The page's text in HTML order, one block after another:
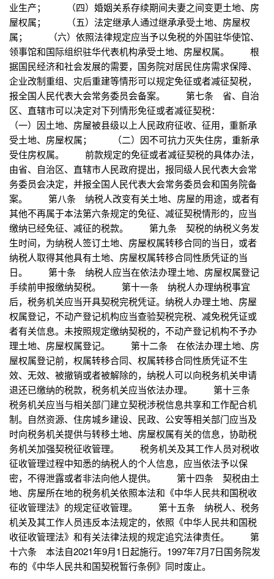
业生产； （四）婚姻关系存续期间夫妻之间变更土地、房
屋权属； （五）法定继承人通过继承承受土地、房屋权
属； （六）依照法律规定应当予以免税的外国驻华使馆、
领事馆和国际组织驻华代表机构承受土地、房屋权属。 根
据国民经济和社会发展的需要，国务院对居民住房需求保障、
企业改制重组、灾后重建等情形可以规定免征或者减征契税，
报全国人民代表大会常务委员会备案。 第七条 省、自治
区、直辖市可以决定对下列情形免征或者减征契税：
（一）因土地、房屋被县级以上人民政府征收、征用，重新承
受土地、房屋权属； （二）因不可抗力灭失住房，重新承
受住房权属。 前款规定的免征或者减征契税的具体办法，
由省、自治区、直辖市人民政府提出，报同级人民代表大会常
务委员会决定，并报全国人民代表大会常务委员会和国务院备
案。 第八条 纳税人改变有关土地、房屋的用途，或者有
其他不再属于本法第六条规定的免征、减征契税情形的，应当
缴纳已经免征、减征的税款。 第九条 契税的纳税义务发
生时间，为纳税人签订土地、房屋权属转移合同的当日，或者
纳税人取得其他具有土地、房屋权属转移合同性质凭证的当
日。 第十条 纳税人应当在依法办理土地、房屋权属登记
手续前申报缴纳契税。 第十一条 纳税人办理纳税事宜
后，税务机关应当开具契税完税凭证。纳税人办理土地、房屋
权属登记，不动产登记机构应当查验契税完税、减免税凭证或
者有关信息。未按照规定缴纳契税的，不动产登记机构不予办
理土地、房屋权属登记。 第十二条 在依法办理土地、房
屋权属登记前，权属转移合同、权属转移合同性质凭证不生
效、无效、被撤销或者被解除的，纳税人可以向税务机关申请
退还已缴纳的税款，税务机关应当依法办理。 第十三条
税务机关应当与相关部门建立契税涉税信息共享和工作配合机
制。自然资源、住房城乡建设、民政、公安等相关部门应当及
时向税务机关提供与转移土地、房屋权属有关的信息，协助税
务机关加强契税征收管理。 税务机关及其工作人员对税收
征收管理过程中知悉的纳税人的个人信息，应当依法予以保
密，不得泄露或者非法向他人提供。 第十四条 契税由土
地、房屋所在地的税务机关依照本法和《中华人民共和国税收
征收管理法》的规定征收管理。 第十五条 纳税人、税务
机关及其工作人员违反本法规定的，依照《中华人民共和国税
收征收管理法》和有关法律法规的规定追究法律责任。 第
十六条 本法自2021年9月1日起施行。1997年7月7日国务院发
布的《中华人民共和国契税暂行条例》同时废止。